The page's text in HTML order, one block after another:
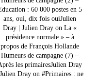
: 60 000 postes en 5
ans, oui, dix fois ouiJulien
Dray | Julien Dray on La «
présidence normale » – à
propos de François Hollande
Humeurs de campagne (7) –
les primairesJulien Dray
Dray on #Primaires : ne